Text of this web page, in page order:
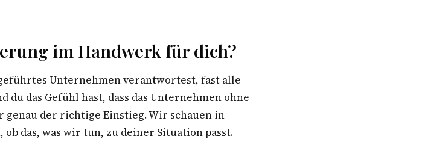
im Handwerk für dich?
Unternehmen verantwortest, fast alle
du das Gefühl hast, dass das Unternehmen ohne
der richtige Einstieg. Wir schauen in
das, was wir tun, zu deiner Situation passt.